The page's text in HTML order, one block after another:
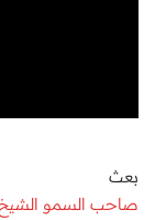
بعث
صاحب السمو الشيخ